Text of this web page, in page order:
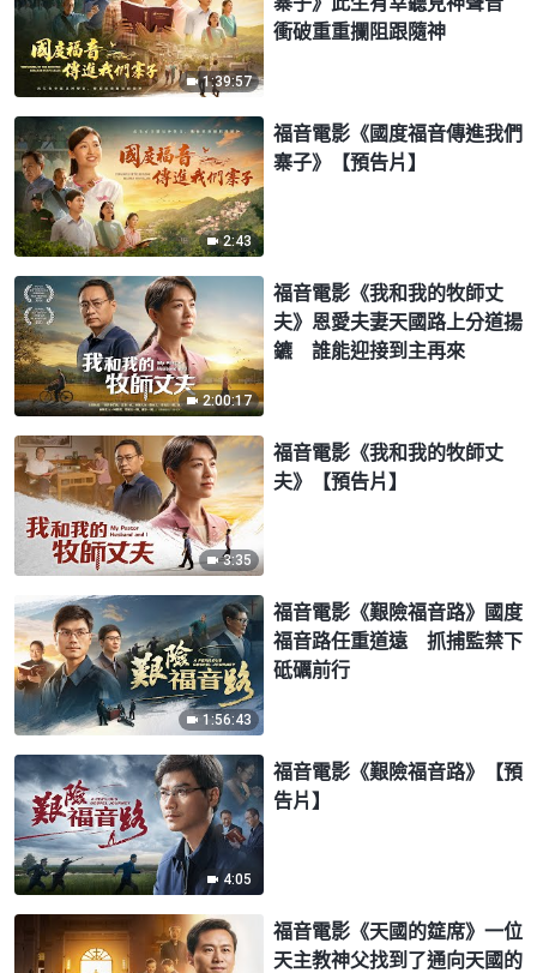
1:39:57
衝破重重攔阻跟隨神
2:43
福音電影《國度福音傳進我們
寨子》【預告片】
2:00:17
福音電影《我和我的牧師丈
夫》恩愛夫妻天國路上分道揚
鑣 誰能迎接到主再來
3:35
福音電影《我和我的牧師丈
夫》【預告片】
1:56:43
福音電影《艱險福音路》國度
福音路任重道遠 抓捕監禁下
砥礪前行
4:05
福音電影《艱險福音路》【預
告片】
福音電影《天國的筵席》一位
天主教神父找到了通向天國的